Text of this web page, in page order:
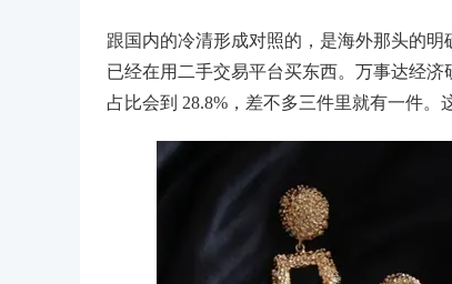
跟国内的冷清形成对照的，是海外那头的
已经在用二手交易平台买东西。万事达经
占比会到 28.8%，差不多三件里就有一件。